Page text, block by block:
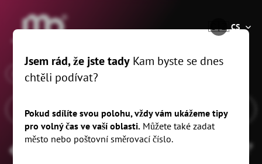
®
🇨🇿CS
Když
Jsem rád, že jste tady Kam byste se dnes
chtěli podívat?
Pokud sdílíte svou polohu, vždy vám ukážeme tipy
pro volný čas ve vaší oblasti. Můžete také zadat
město nebo poštovní směrovací číslo.